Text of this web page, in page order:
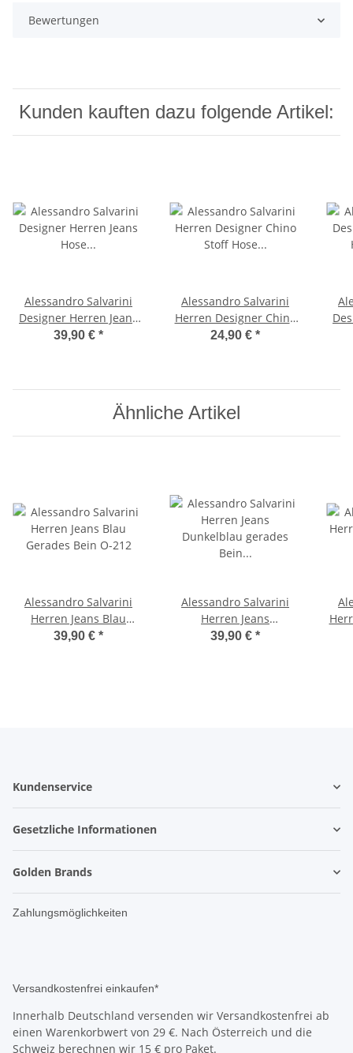
Bewertungen
Kunden kauften dazu folgende Artikel:
Alessandro Salvarini
Designer Herren Jeans
Hose Mittelblau Regular
39,90 € *
Alessandro Salvarini
Herren Designer Chino
Stoff Hose Schwarz
24,90 € *
Ähnliche Artikel
Alessandro Salvarini
Herren Jeans Blau
Gerades Bein O-212
39,90 € *
Alessandro Salvarini
Herren Jeans
Dunkelblau gerades
39,90 € *
Kundenservice
Gesetzliche Informationen
Golden Brands
Zahlungsmöglichkeiten
Versandkostenfrei einkaufen*
Innerhalb Deutschland versenden wir Versandkostenfrei ab
einen Warenkorbwert von 29 €. Nach Österreich und die
Schweiz berechnen wir 15 € pro Paket.